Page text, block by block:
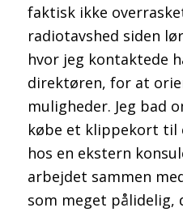
faktisk ikke
radiotavshed siden
hvor jeg kontaktede
direktøren, for at
muligheder. Jeg bad
købe et klippekort til
hos en ekstern
arbejdet sammen
som meget